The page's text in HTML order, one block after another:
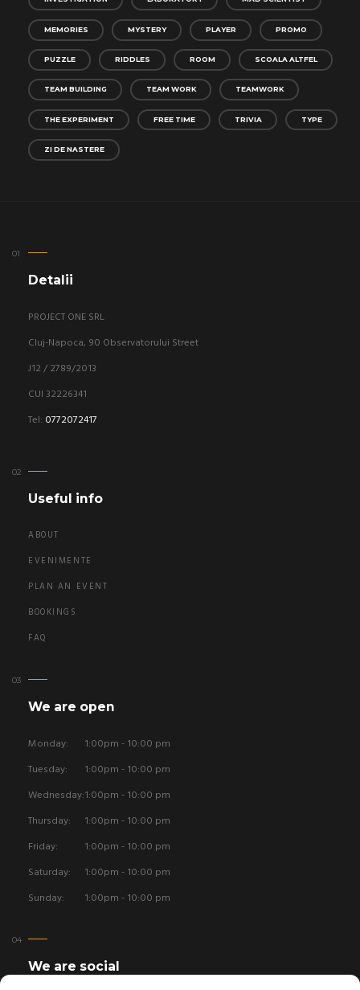
MEMORIES MYSTERY PLAYER PROMO
PUZZLE RIDDLES ROOM SCOALA ALTFEL
TEAM BUILDING TEAM WORK TEAMWORK
THE EXPERIMENT FREE TIME TRIVIA TYPE
ZI DE NASTERE
Detalii
PROJECT ONE SRL
Cluj-Napoca, 90 Observatorului Street
J12 / 2789/2013
CUI 32226341
Tel: 0772072417
Useful info
ABOUT
EVENIMENTE
PLAN AN EVENT
BOOKINGS
FAQ
We are open
Monday:
1:00pm - 10:00 pm
Tuesday:
1:00pm - 10:00 pm
Wednesday:1:00pm - 10:00 pm
Thursday:
1:00pm - 10:00 pm
Friday:
1:00pm - 10:00 pm
Saturday:
1:00pm - 10:00 pm
Sunday:
1:00pm - 10:00 pm
We are social